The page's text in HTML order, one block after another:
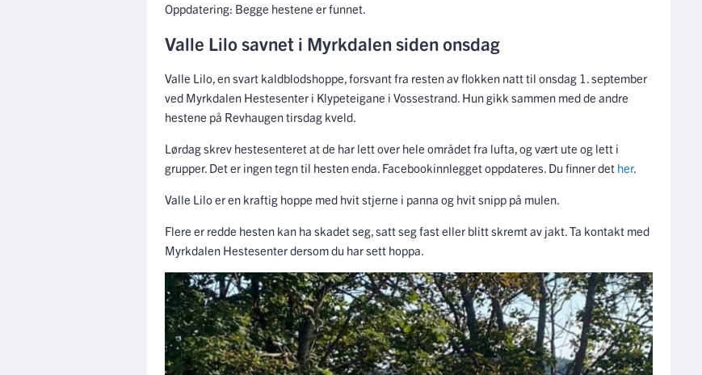
Oppdatering: Begge hestene er funnet.
Valle Lilo savnet i Myrkdalen siden onsdag
Valle Lilo, en svart kaldblodshoppe, forsvant fra resten av flokken natt til onsdag 1. september
ved Myrkdalen Hestesenter i Klypeteigane i Vossestrand. Hun gikk sammen med de andre
hestene på Revhaugen tirsdag kveld.
Lørdag skrev hestesenteret at de har lett over hele området fra lufta, og vært ute og lett i
grupper. Det er ingen tegn til hesten enda. Facebookinnlegget oppdateres. Du finner det her.
Valle Lilo er en kraftig hoppe med hvit stjerne i panna og hvit snipp på mulen.
Flere er redde hesten kan ha skadet seg, satt seg fast eller blitt skremt av jakt. Ta kontakt med
Myrkdalen Hestesenter dersom du har sett hoppa.